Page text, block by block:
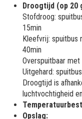
Droogtijd (op 20
Stofdroog:
15min
Kleefvrij: spuitbus
40min
Overspuitbaar
Uitgehard:
Droogtijd is
luchtvochtigheid
Opslag: